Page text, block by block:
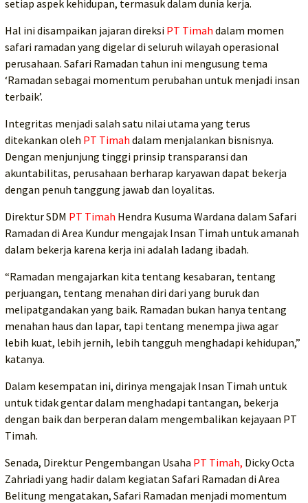
setiap aspek kehidupan, termasuk dalam dunia kerja.
Hal ini disampaikan jajaran direksi PT Timah dalam momen
safari ramadan yang digelar di seluruh wilayah operasional
perusahaan. Safari Ramadan tahun ini mengusung tema
‘Ramadan sebagai momentum perubahan untuk menjadi insan
terbaik’.
Integritas menjadi salah satu nilai utama yang terus
ditekankan oleh PT Timah dalam menjalankan bisnisnya.
Dengan menjunjung tinggi prinsip transparansi dan
akuntabilitas, perusahaan berharap karyawan dapat bekerja
dengan penuh tanggung jawab dan loyalitas.
Direktur SDM PT Timah Hendra Kusuma Wardana dalam Safari
Ramadan di Area Kundur mengajak Insan Timah untuk amanah
dalam bekerja karena kerja ini adalah ladang ibadah.
“Ramadan mengajarkan kita tentang kesabaran, tentang
perjuangan, tentang menahan diri dari yang buruk dan
melipatgandakan yang baik. Ramadan bukan hanya tentang
menahan haus dan lapar, tapi tentang menempa jiwa agar
lebih kuat, lebih jernih, lebih tangguh menghadapi kehidupan,”
katanya.
Dalam kesempatan ini, dirinya mengajak Insan Timah untuk
untuk tidak gentar dalam menghadapi tantangan, bekerja
dengan baik dan berperan dalam mengembalikan kejayaan PT
Timah.
Senada, Direktur Pengembangan Usaha PT Timah, Dicky Octa
Zahriadi yang hadir dalam kegiatan Safari Ramadan di Area
Belitung mengatakan, Safari Ramadan menjadi momentum